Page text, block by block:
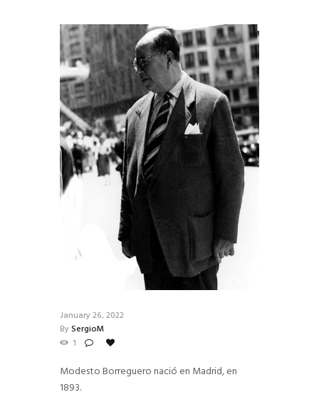
January 26, 2022
By SergioM
1
Modesto Borreguero nació en Madrid, en
1893.